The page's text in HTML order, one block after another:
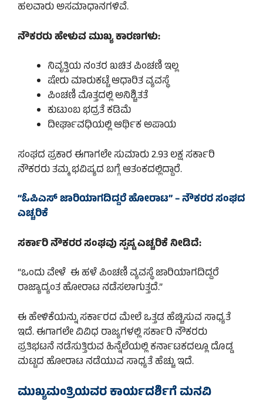
ಹಲವಾರು ಅಸಮಾಧಾನಗಳಿವೆ.
ನೌಕರರು ಹೇಳುವ ಮುಖ್ಯ ಕಾರಣಗಳು:
ನಿವೃತ್ತಿಯ ನಂತರ ಖಚಿತ ಪಿಂಚಣಿ ಇಲ್ಲ
ಷೇರು ಮಾರುಕಟ್ಟೆ ಆಧಾರಿತ ವ್ಯವಸ್ಥೆ
ಪಿಂಚಣಿ ಮೊತ್ತದಲ್ಲಿ ಅನಿಶ್ಚಿತತೆ
ಕುಟುಂಬ ಭದ್ರತೆ ಕಡಿಮೆ
ದೀರ್ಘಾವಧಿಯಲ್ಲಿ ಆರ್ಥಿಕ ಅಪಾಯ
ಸಂಘದ ಪ್ರಕಾರ ಈಗಾಗಲೇ ಸುಮಾರು 2.93 ಲಕ್ಷ ಸರ್ಕಾರಿ
ನೌಕರರು ತಮ್ಮ ಭವಿಷ್ಯದ ಬಗ್ಗೆ ಆತಂಕದಲ್ಲಿದ್ದಾರೆ.
“ಓಪಿಎಸ್ ಜಾರಿಯಾಗದಿದ್ದರೆ ಹೋರಾಟ” – ನೌಕರರ ಸಂಘದ
ಎಚ್ಚರಿಕೆ
ಸರ್ಕಾರಿ ನೌಕರರ ಸಂಘವು ಸ್ಪಷ್ಟ ಎಚ್ಚರಿಕೆ ನೀಡಿದೆ:
“ಒಂದು ವೇಳೆ ಈ ಹಳೆ ಪಿಂಚಣಿ ವ್ಯವಸ್ಥೆ ಜಾರಿಯಾಗದಿದ್ದರೆ
ರಾಜ್ಯಾದ್ಯಂತ ಹೋರಾಟ ನಡೆಸಲಾಗುತ್ತದೆ.”
ಈ ಹೇಳಿಕೆಯನ್ನು ಸರ್ಕಾರದ ಮೇಲೆ ಒತ್ತಡ ಹೆಚ್ಚಿಸುವ ಸಾಧ್ಯತೆ
ಇದೆ. ಈಗಾಗಲೇ ವಿವಿಧ ರಾಜ್ಯಗಳಲ್ಲಿ ಸರ್ಕಾರಿ ನೌಕರರು
ಪ್ರತಿಭಟನೆ ನಡೆಸುತ್ತಿರುವ ಹಿನ್ನೆಲೆಯಲ್ಲಿ ಕರ್ನಾಟಕದಲ್ಲೂ ದೊಡ್ಡ
ಮಟ್ಟದ ಹೋರಾಟ ನಡೆಯುವ ಸಾಧ್ಯತೆ ಹೆಚ್ಚು ಇದೆ.
ಮುಖ್ಯಮಂತ್ರಿಯವರ ಕಾರ್ಯದರ್ಶಿಗೆ ಮನವಿ